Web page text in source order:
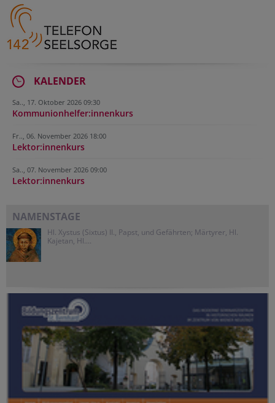
KALENDER
Sa.., 17. Oktober 2026 09:30
Kommunionhelfer:innenkurs
Fr.., 06. November 2026 18:00
Lektor:innenkurs
Sa.., 07. November 2026 09:00
Lektor:innenkurs
NAMENSTAGE
Hl. Xystus (Sixtus) II., Papst, und Gefährten; Märtyrer, Hl.
Kajetan, Hl....